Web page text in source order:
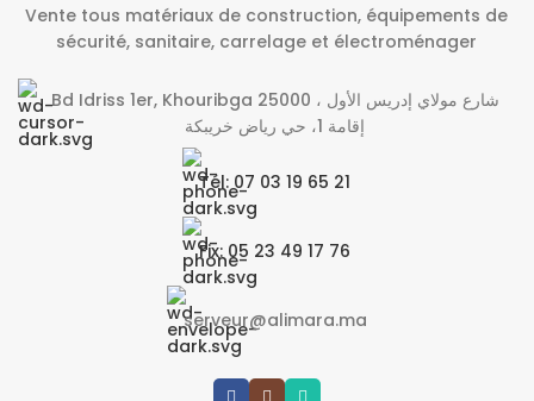
Vente tous matériaux de construction, équipements de
sécurité, sanitaire, carrelage et électroménager
Bd Idriss 1er, Khouribga 25000 شارع مولاي إدريس الأول ،
إقامة 1، حي رياض خريبكة
Tél: 07 03 19 65 21
Fix: 05 23 49 17 76
serveur@alimara.ma